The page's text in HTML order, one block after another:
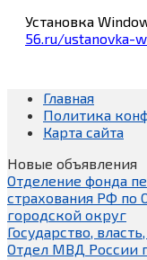
Установка
56.ru/ustanovka-
Главная
Политика
Карта сайта
Новые объявления
Отделение фонда
страхования РФ по
городской округ
Государство,
Отдел МВД России